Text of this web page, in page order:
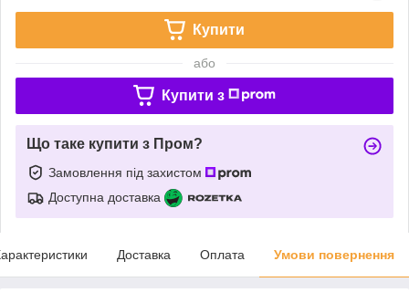
Купити
або
Купити з
Що таке купити з Пром?
Замовлення під захистом
Доступна доставка
Доставка Оплата Умови повернення